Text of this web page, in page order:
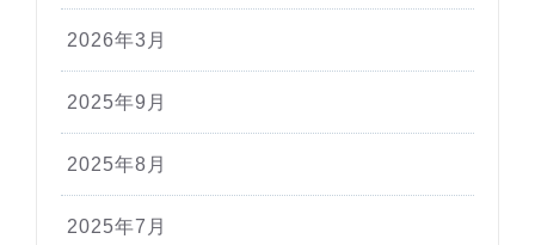
2026年3月
2025年9月
2025年8月
2025年7月